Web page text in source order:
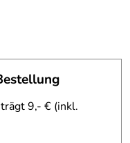
9,- € (inkl.